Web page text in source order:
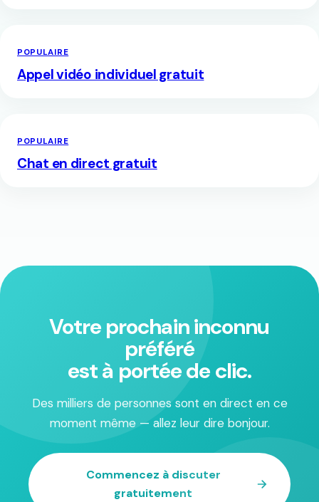
POPULAIRE
Appel vidéo individuel gratuit
POPULAIRE
Chat en direct gratuit
Votre prochain inconnu
préféré
est à portée de clic.
Des milliers de personnes sont en direct en ce
moment même — allez leur dire bonjour.
Commencez à discuter
gratuitement